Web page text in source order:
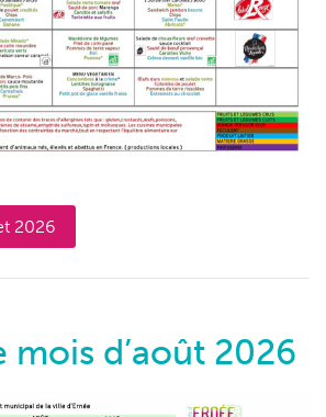
2026
mois d’août 2026